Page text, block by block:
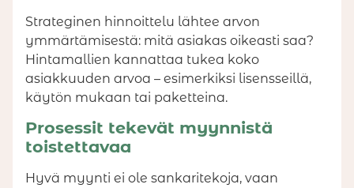
Strateginen hinnoittelu lähtee arvon
ymmärtämisestä: mitä asiakas oikeasti saa?
Hintamallien kannattaa tukea koko
asiakkuuden arvoa – esimerkiksi lisensseillä,
käytön mukaan tai paketteina.
Prosessit tekevät myynnistä
toistettavaa
Hyvä myynti ei ole sankaritekoja, vaan